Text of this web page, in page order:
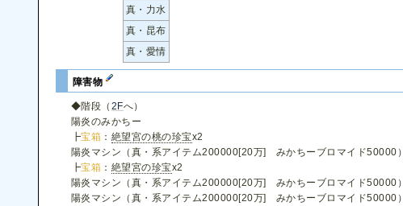
真・力水
真・昆布
真・愛情
障害物
◆階段（ 2Fへ）
陽炎のみかちー
┣宝箱 ： 絶望宮の桃の珍宝x2
陽炎マシン（真・系アイテム200000[20万] みかちーブロマイド50000）
┣宝箱 ： 絶望宮の珍宝x2
陽炎マシン（真・系アイテム200000[20万] みかちーブロマイド50000）
陽炎マシン（真・系アイテム200000[20万] みかちーブロマイド50000）